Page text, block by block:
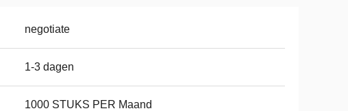
negotiate
1-3 dagen
1000 STUKS PER Maand